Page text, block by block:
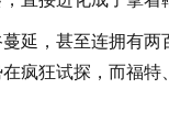
延，甚至连拥有
疯狂试探，而福